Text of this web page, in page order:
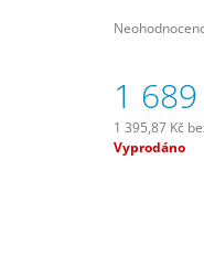
Průměrné
je
0,0
z
5
1
1 395,87 Kč
Měrná
Vyprodáno